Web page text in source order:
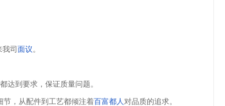
我司面议。
达到要求，保证质量问题。
节，从配件到工艺都倾注着百富都人 对品质的追求。